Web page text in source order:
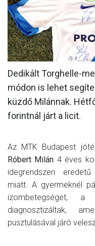
Dedikált Torghelle-
módon is lehet
küzdő Milánnak.
forintnál járt a licit.
Az MTK Budapest
Róbert Milán 4 éves
idegrendszeri
miatt. A gyermeknél
izombetegséget, a
diagnosztizáltak,
pusztulásával járó